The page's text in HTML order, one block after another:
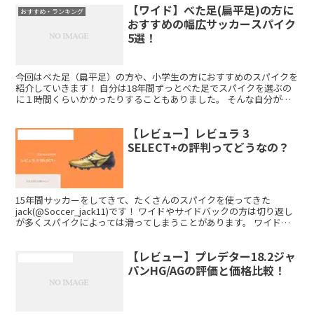
おすすめ・ランキング
【ワイド】べた足(扁平足)の方に
おすすめの幅広サッカースパイク
5選！
今回はべた足（扁平足）の方や、小学生の方におすすめのスパイクを
紹介していきます！ 自分は18年間ずっとべた足でスパイクを選ぶの
に１時間くらいかかったりすることもありました。 そんな自分がお
【レビュー】レビュラ 3
SELECT+の評判ってどうなの？
15年間サッカーをしてきて、たくさんのスパイクを使ってきた
jack(@Soccer_jack11)です！ ワイドやサイドバックの方は切り返し
が多くスパイクによっては滑ってしまうことがあります。 ワイドや
【レビュー】プレデター18.2ジャ
パンHG/AGの評価と価格比較！